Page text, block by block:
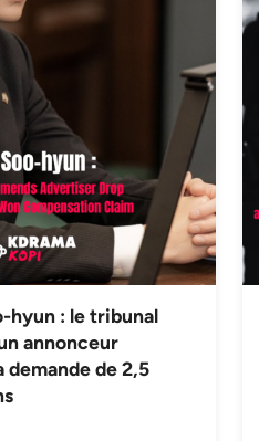
hyun : le tribunal
annonceur
demande de 2,5